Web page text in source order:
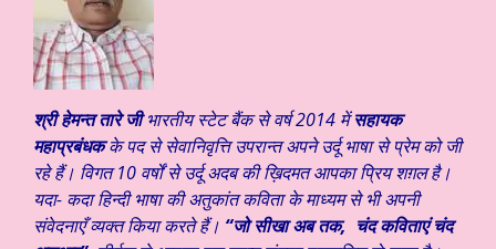
श्री हेमन्त तारे जीभारतीय स्टेट बैंक से वर्ष 2014 मेंसहायक
महाप्रबंधकके पद से सेवानिवृत्ति उपरान्त अपने उर्दू भाषा से प्रेम को जी
रहे हैं। विगत 10 वर्षों से उर्दू अदब की ख़िदमत आपका प्रिय शग़ल है।
यदा- कदा हिन्दी भाषा की अतुकांत कविता के माध्यम से भी अपनी
संवेदनाएँ व्यक्त किया करते हैं। “जो सीखा अब तक, चंद कविताएं चंद